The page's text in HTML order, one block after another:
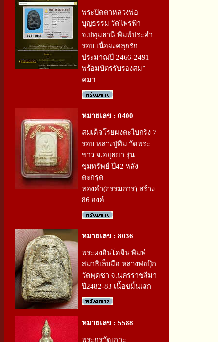
พระปิดตาหลวงพ่อ
บุญธรรม วัดไพร่ฟ้า
จ.ปทุมธานี พิมพ์ประคำ
รอบ เนื้อผงคลุกรัก
ประมาณปี 2466-2491
พร้อมบัตรรับรองสมา
คมฯ
หมายเลข : 0400
สมเด็จโรยผงตะไบกริ่ง 7
รอบ หลวงปู่ทิม วัดพระ
ขาว จ.อยุธยา รุ่น
ขุมทรัพย์ ปี42 หลัง
ตะกรุด
ทองคำ(กรรมการ) สร้าง
86 องค์
หมายเลข : 8036
พระผงอินโดจีน พิมพ์
สมาธิเล็บมือ หลวงพ่อปุ๊ก
วัดพุดซา จ.นครราชสีมา
ปี2482-83 เนื้อขมิ้นเสก
หมายเลข : 5588
พระกรุวัดเกาะ